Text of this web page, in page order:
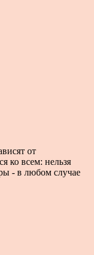
от
ко всем: нельзя
- в любом случае